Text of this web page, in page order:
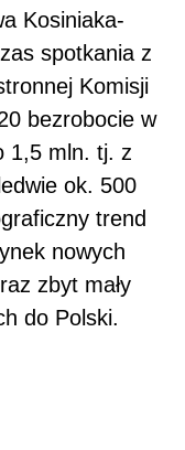
Kosiniaka-
spotkania z
Komisji
bezrobocie w
1,5 mln. tj. z
ok. 500
trend
nowych
zbyt mały
do Polski.